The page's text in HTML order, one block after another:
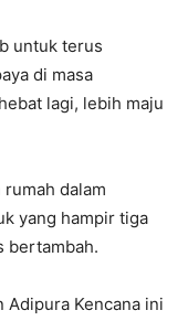
untuk terus
di masa
lagi, lebih maju
dalam
yang hampir tiga
bertambah.
Adipura Kencana ini